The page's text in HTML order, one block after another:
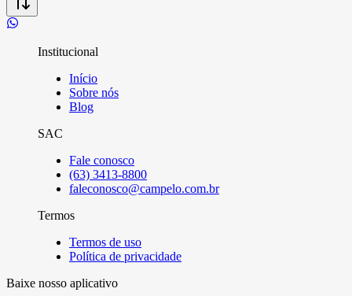
Institucional
Início
Sobre nós
Blog
SAC
Fale conosco
(63) 3413-8800
faleconosco@campelo.com.br
Termos
Termos de uso
Política de privacidade
Baixe nosso aplicativo